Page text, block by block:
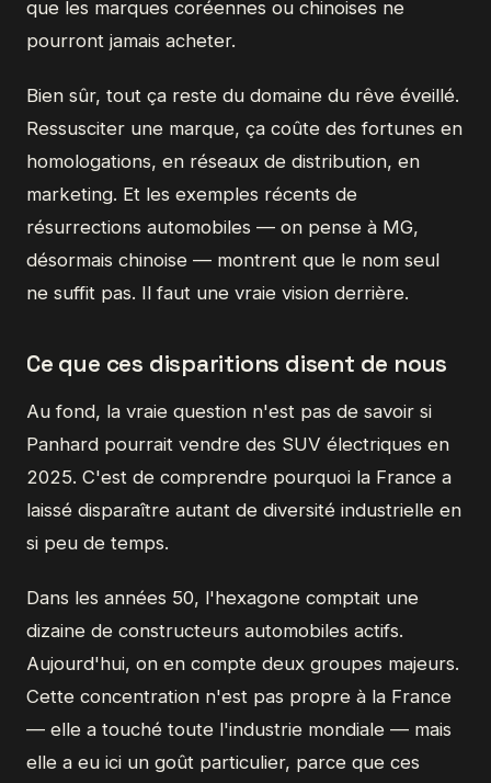
que les marques coréennes ou chinoises ne
pourront jamais acheter.
Bien sûr, tout ça reste du domaine du rêve éveillé.
Ressusciter une marque, ça coûte des fortunes en
homologations, en réseaux de distribution, en
marketing. Et les exemples récents de
résurrections automobiles — on pense à MG,
désormais chinoise — montrent que le nom seul
ne suffit pas. Il faut une vraie vision derrière.
Ce que ces disparitions disent de nous
Au fond, la vraie question n'est pas de savoir si
Panhard pourrait vendre des SUV électriques en
2025. C'est de comprendre pourquoi la France a
laissé disparaître autant de diversité industrielle en
si peu de temps.
Dans les années 50, l'hexagone comptait une
dizaine de constructeurs automobiles actifs.
Aujourd'hui, on en compte deux groupes majeurs.
Cette concentration n'est pas propre à la France
— elle a touché toute l'industrie mondiale — mais
elle a eu ici un goût particulier, parce que ces